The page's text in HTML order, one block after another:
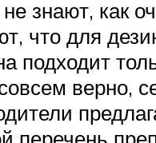
знают, как
что для
подходит
верно,